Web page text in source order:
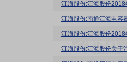
江海股份:江海股份
江海股份:南通江海电容
江海股份:江海股份
江海股份:江海股份关于